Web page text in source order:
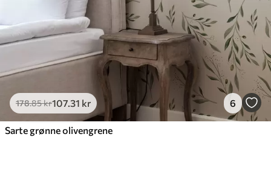
178.85kr107.31 kr 6
Sarte grønne olivengrene